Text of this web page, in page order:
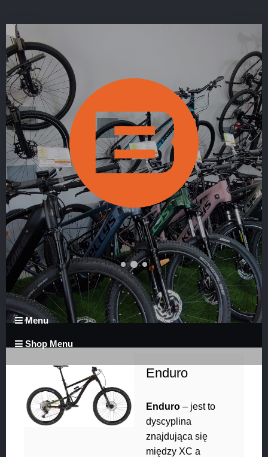
Menu
Shop Menu
Enduro
Enduro – jest to
dyscyplina
znajdująca się
między XC a